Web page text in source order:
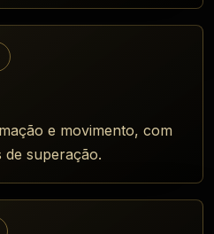
e movimento, com
de superação.